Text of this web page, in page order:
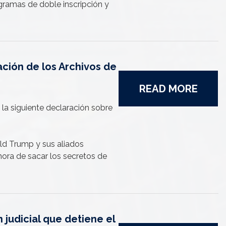
de doble inscripción y
de los Archivos de
siguiente declaración sobre
Trump y sus aliados
de sacar los secretos de
READ MORE
judicial que detiene el